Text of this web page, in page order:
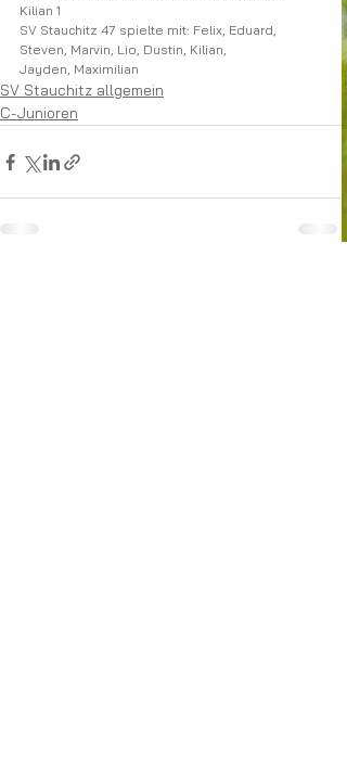
Kilian 1
SV Stauchitz 47 spielte mit: Felix, Eduard,
Steven, Marvin, Lio, Dustin, Kilian,
Jayden, Maximilian
SV Stauchitz allgemein
C-Junioren